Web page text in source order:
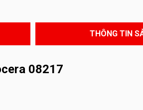
THÔNG TIN
08217